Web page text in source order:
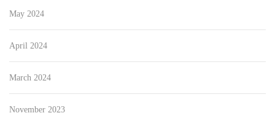
May 2024
April 2024
March 2024
November 2023